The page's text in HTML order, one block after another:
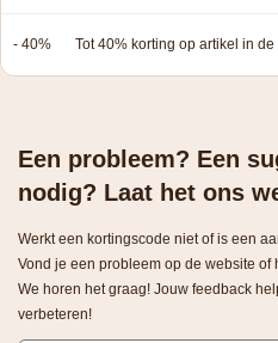
- 40% Tot 40% korting op artikel in de
Een probleem? Een
nodig? Laat het ons
Werkt een kortingscode niet of is een
Vond je een probleem op de website
We horen het graag! Jouw feedback
verbeteren!